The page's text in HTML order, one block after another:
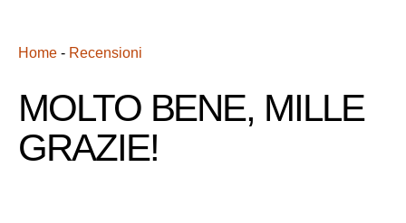
Home - Recensioni
MOLTO BENE, MILLE
GRAZIE!